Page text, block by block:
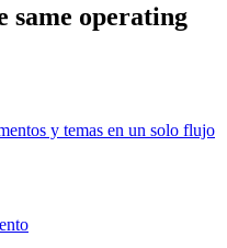
same operating
y temas en un solo flujo